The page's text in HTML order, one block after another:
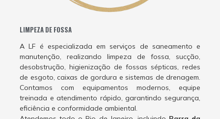
LIMPEZA DE FOSSA
A LF é especializada em serviços de saneamento e
manutenção, realizando limpeza de fossa, sucção,
desobstrução, higienização de fossas sépticas, redes
de esgoto, caixas de gordura e sistemas de drenagem.
Contamos com equipamentos modernos, equipe
treinada e atendimento rápido, garantindo segurança,
eficiência e conformidade ambiental.